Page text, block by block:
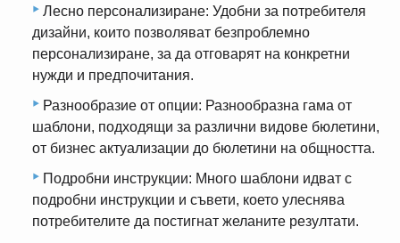
Лесно персонализиране: Удобни за потребителя
дизайни, които позволяват безпроблемно
персонализиране, за да отговарят на конкретни
нужди и предпочитания.
Разнообразие от опции: Разнообразна гама от
шаблони, подходящи за различни видове бюлетини,
от бизнес актуализации до бюлетини на общността.
Подробни инструкции: Много шаблони идват с
подробни инструкции и съвети, което улеснява
потребителите да постигнат желаните резултати.